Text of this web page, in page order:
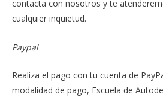
contacta con nosotros y te
cualquier inquietud.
Paypal
Realiza el pago con tu cuenta de
modalidad de pago, Escuela de